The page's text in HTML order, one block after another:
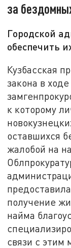
за
Городской
обеспечить
Кузбасская
закона в
к которому
оставшихся
жалобой на
получение
найма
связи с этим